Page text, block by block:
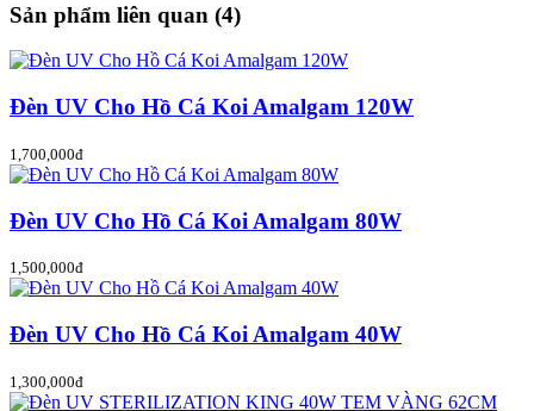
Sản phẩm liên quan (4)
Đèn UV Cho Hồ Cá Koi Amalgam 120W
1,700,000đ
Đèn UV Cho Hồ Cá Koi Amalgam 80W
1,500,000đ
Đèn UV Cho Hồ Cá Koi Amalgam 40W
1,300,000đ